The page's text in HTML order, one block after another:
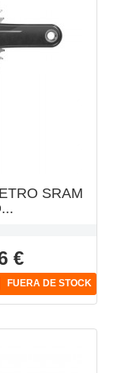
SRAM
€
FUERA DE STOCK